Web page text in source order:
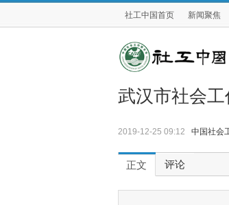
社工中国首页 新闻聚焦
武汉市社会
2019-12-25 09:12 中国社会
正文 评论